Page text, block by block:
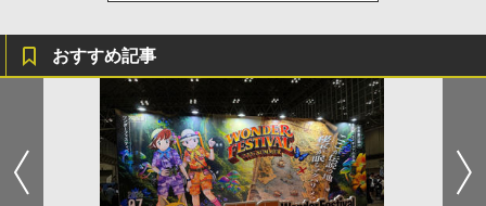
おすすめ記事